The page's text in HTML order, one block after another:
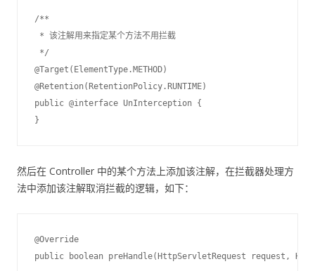
/**
* 该注解用来指定某个方法不用拦截
*/
@Target(ElementType.METHOD)
@Retention(RetentionPolicy.RUNTIME)
public @interface UnInterception {
然后在 Controller 中的某个方法上添加该注解，在拦截器处理方
法中添加该注解取消拦截的逻辑，如下：
@Override
public boolean preHandle(HttpServletRequest request,